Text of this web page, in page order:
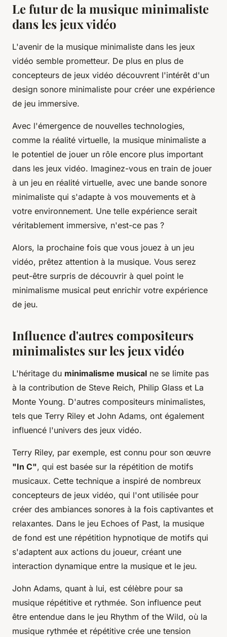
Le futur de la musique minimaliste
dans les jeux vidéo
L'avenir de la musique minimaliste dans les jeux
vidéo semble prometteur. De plus en plus de
concepteurs de jeux vidéo découvrent l'intérêt d'un
design sonore minimaliste pour créer une expérience
de jeu immersive.
Avec l'émergence de nouvelles technologies,
comme la réalité virtuelle, la musique minimaliste a
le potentiel de jouer un rôle encore plus important
dans les jeux vidéo. Imaginez-vous en train de jouer
à un jeu en réalité virtuelle, avec une bande sonore
minimaliste qui s'adapte à vos mouvements et à
votre environnement. Une telle expérience serait
véritablement immersive, n'est-ce pas ?
Alors, la prochaine fois que vous jouez à un jeu
vidéo, prêtez attention à la musique. Vous serez
peut-être surpris de découvrir à quel point le
minimalisme musical peut enrichir votre expérience
de jeu.
Influence d'autres compositeurs
minimalistes sur les jeux vidéo
L'héritage du minimalisme musical ne se limite pas
à la contribution de Steve Reich, Philip Glass et La
Monte Young. D'autres compositeurs minimalistes,
tels que Terry Riley et John Adams, ont également
influencé l'univers des jeux vidéo.
Terry Riley, par exemple, est connu pour son œuvre
"In C", qui est basée sur la répétition de motifs
musicaux. Cette technique a inspiré de nombreux
concepteurs de jeux vidéo, qui l'ont utilisée pour
créer des ambiances sonores à la fois captivantes et
relaxantes. Dans le jeu Echoes of Past, la musique
de fond est une répétition hypnotique de motifs qui
s'adaptent aux actions du joueur, créant une
interaction dynamique entre la musique et le jeu.
John Adams, quant à lui, est célèbre pour sa
musique répétitive et rythmée. Son influence peut
être entendue dans le jeu Rhythm of the Wild, où la
musique rythmée et répétitive crée une tension